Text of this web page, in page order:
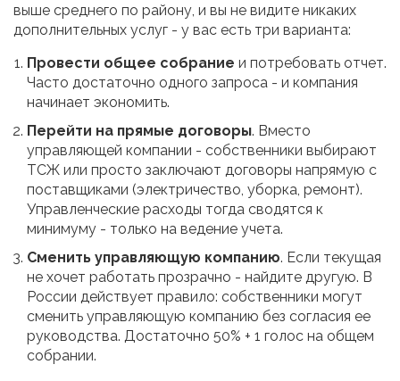
выше среднего по району, и вы не видите никаких
дополнительных услуг - у вас есть три варианта:
Провести общее собрание и потребовать отчет.
Часто достаточно одного запроса - и компания
начинает экономить.
Перейти на прямые договоры. Вместо
управляющей компании - собственники выбирают
ТСЖ или просто заключают договоры напрямую с
поставщиками (электричество, уборка, ремонт).
Управленческие расходы тогда сводятся к
минимуму - только на ведение учета.
Сменить управляющую компанию. Если текущая
не хочет работать прозрачно - найдите другую. В
России действует правило: собственники могут
сменить управляющую компанию без согласия ее
руководства. Достаточно 50% + 1 голос на общем
собрании.